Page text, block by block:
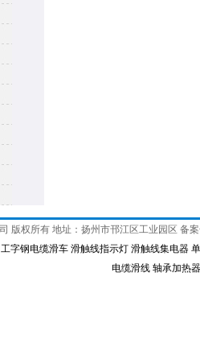
版权所有 地址：扬州市邗江区工业园区 备
工字钢电缆滑车 滑触线指示灯 滑触线集电器
电缆滑线 轴承加热器